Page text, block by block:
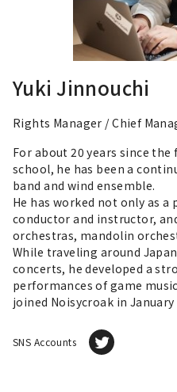
Yuki Jinnouchi
Rights Manager / Chief
For about 20 years since
school, he has been a
band and wind ensemble.
He has worked not only as a
conductor and instructor,
orchestras, mandolin
While traveling around
concerts, he developed a
performances of game
joined Noisycroak in January
SNS Accounts